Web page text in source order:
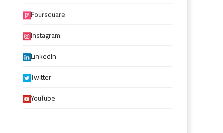
Foursquare
Instagram
LinkedIn
Twitter
YouTube